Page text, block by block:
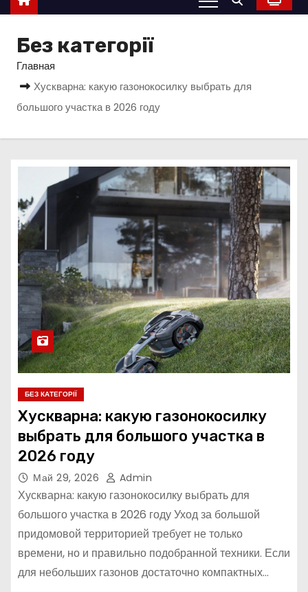
Без категорії
Главная
Хускварна: какую газонокосилку выбрать для
большого участка в 2026 году
БЕЗ КАТЕГОРІЇ
Хускварна: какую газонокосилку
выбрать для большого участка в
2026 году
Май 29, 2026 Admin
Хускварна: какую газонокосилку выбрать для
большого участка в 2026 году Уход за большой
придомовой территорией требует не только
времени, но и правильно подобранной техники. Если
для небольших газонов достаточно компактных…